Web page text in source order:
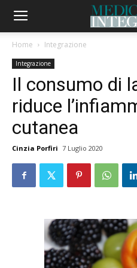
Home Integrazione
Integrazione
Il consumo di
riduce
cutanea
Cinzia Porfiri 7 Luglio 2020